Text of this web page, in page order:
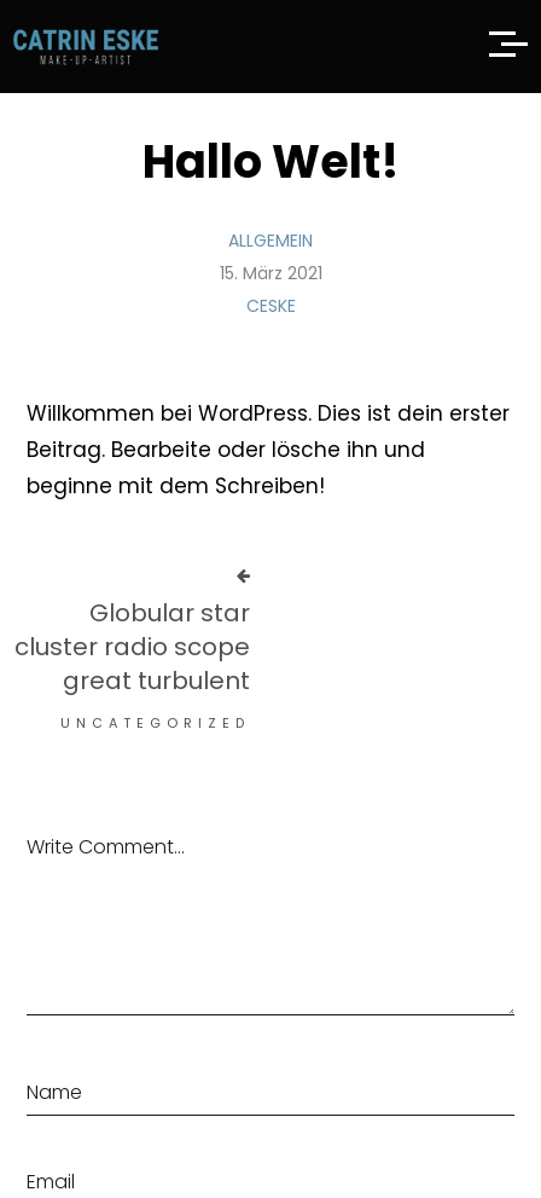
Hallo Welt!
ALLGEMEIN
15. März 2021
CESKE
Willkommen bei WordPress. Dies ist dein erster
Beitrag. Bearbeite oder lösche ihn und
beginne mit dem Schreiben!
Globular star
cluster radio scope
great turbulent
UNCATEGORIZED